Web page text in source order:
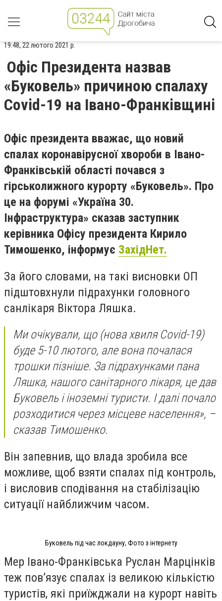
19:48, 22 лютого 2021 р.
Офіс Президента назвав
«Буковель» причиною спалаху
Covid-19 на Івано-Франківщині
Офіс президента вважає, що новий
спалах коронавірусної хвороби в Івано-
Франківській області почався з
гірськолижного курорту «Буковель». Про
це на форумі «Україна 30.
Інфраструктура» сказав заступник
керівника Офісу президента Кирило
Тимошенко, інформує ЗахідНет.
За його словами, на такі висновки ОП
підштовхнули підрахунки головного
санлікаря Віктора Ляшка.
Ми очікували, що (нова хвиля Covid-19)
буде 5-10 лютого, але вона почалася
трошки пізніше. За підрахунками пана
Ляшка, нашого санітарного лікаря, це дав
Буковель і іноземні туристи. І далі почало
розходитися через місцеве населення», –
сказав Тимошенко.
Він запевнив, що влада зробила все
можливе, щоб взяти спалах під контроль,
і висловив сподівання на стабілізацію
ситуації найближчим часом.
Буковель під час локдауну, Фото з інтернету
Мер Івано-Франківська Руслан Марцінків
теж пов’язує спалах із великою кількістю
туристів, які приїжджали на курорт навіть